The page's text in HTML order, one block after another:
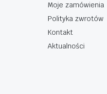
Moje zamówienia
Polityka zwrotów
Kontakt
Aktualności